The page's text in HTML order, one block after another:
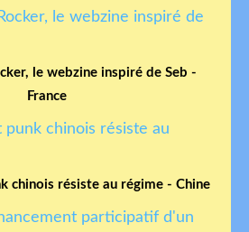
le webzine inspiré de Seb -
France
chinois résiste au régime - Chine